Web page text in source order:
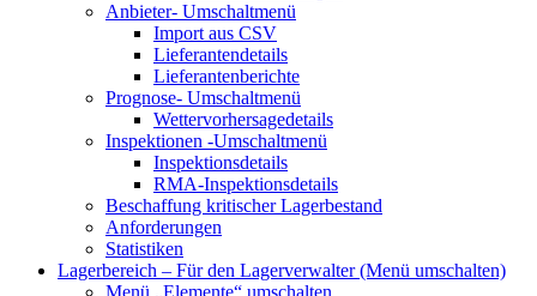
Anbieter- Umschaltmenü
Import aus CSV
Lieferantendetails
Lieferantenberichte
Prognose- Umschaltmenü
Wettervorhersagedetails
Inspektionen -Umschaltmenü
Inspektionsdetails
RMA-Inspektionsdetails
Beschaffung kritischer Lagerbestand
Anforderungen
Statistiken
Lagerbereich – Für den Lagerverwalter(Menü umschalten)
Menü „Elemente“ umschalten